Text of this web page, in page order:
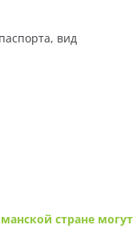
вид
стране могут